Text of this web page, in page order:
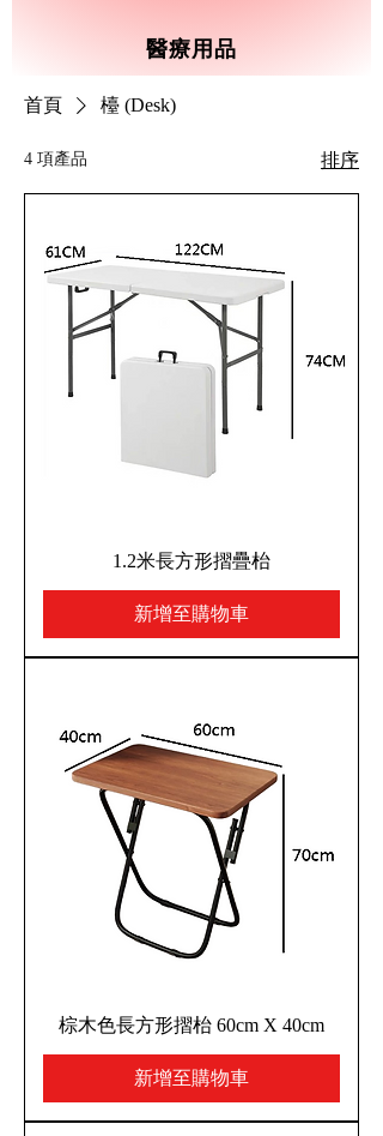
醫療用品
首頁 檯 (Desk)
4 項產品 排序
1.2米長方形摺疊枱
新增至購物車
棕木色長方形摺枱 60cm X 40cm
新增至購物車